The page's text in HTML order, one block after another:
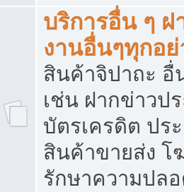
บริการอื่น ๆ
งานอื่นๆทุกอ
สินค้าจิปาถะ อื่
เช่น ฝากข่าวป
บัตรเครดิต ปร
สินค้าขายส่ง
รักษาความปล